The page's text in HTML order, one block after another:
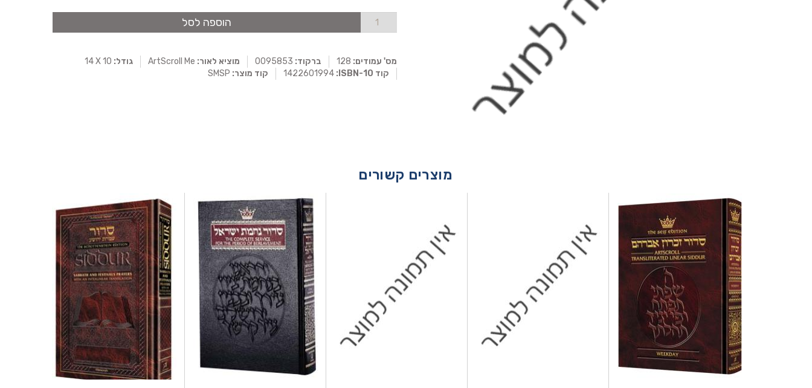
הוספה לסל
מס' עמודים: ברקוד: מוציא לאור: גודל: 14 X 10
קוד ISBN-10:
קוד מוצר:
מוצרים קשורים